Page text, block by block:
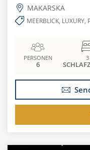
MAKARSKA
MEERBLICK, LUXURY,
PERSONEN
6
3